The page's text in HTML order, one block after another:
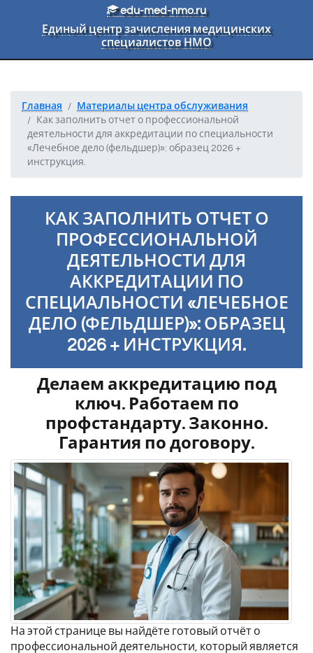
Перейти к основному текстуedu-med-nmo.ru
Единый центр зачисления медицинских
специалистов НМО
Главная
Материалы центра обслуживания
Как заполнить отчет о профессиональной
деятельности для аккредитации по специальности
«Лечебное дело (фельдшер)»: образец 2026 +
инструкция.
КАК ЗАПОЛНИТЬ ОТЧЕТ О
ПРОФЕССИОНАЛЬНОЙ
ДЕЯТЕЛЬНОСТИ ДЛЯ
АККРЕДИТАЦИИ ПО
СПЕЦИАЛЬНОСТИ «ЛЕЧЕБНОЕ
ДЕЛО (ФЕЛЬДШЕР)»: ОБРАЗЕЦ
2026 + ИНСТРУКЦИЯ.
Делаем аккредитацию под
ключ. Работаем по
профстандарту. Законно.
Гарантия по договору.
На этой странице вы найдёте готовый отчёт о
профессиональной деятельности, который является